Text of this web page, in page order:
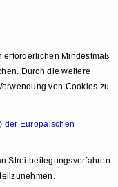
erforderlichen Mindestmaß
Durch die weitere
von Cookies zu.
der Europäischen
Streitbeilegungsverfahren